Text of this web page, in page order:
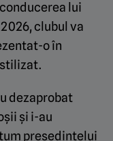
lui
clubul va
o în
stilizat.
dezaprobat
și i-au
președintelui